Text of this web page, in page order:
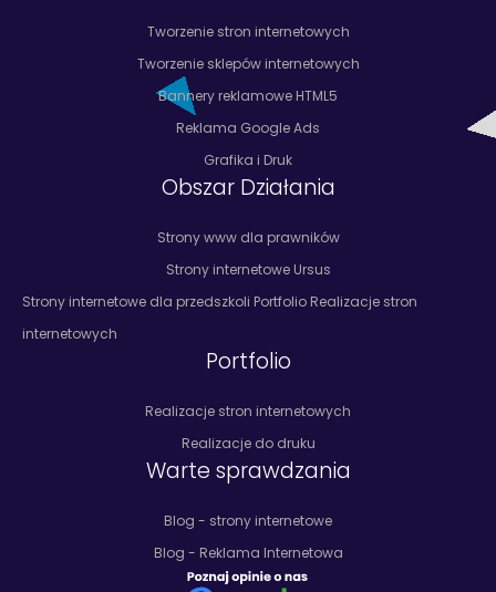
Tworzenie stron internetowych
Tworzenie sklepów internetowych
Bannery reklamowe HTML5
Reklama Google Ads
Grafika i Druk
Obszar Działania
Strony www dla prawników
Strony internetowe Ursus
Strony internetowe dla przedszkoli Portfolio Realizacje stron
internetowych
Portfolio
Realizacje stron internetowych
Realizacje do druku
Warte sprawdzania
Blog - strony internetowe
Blog - Reklama Internetowa